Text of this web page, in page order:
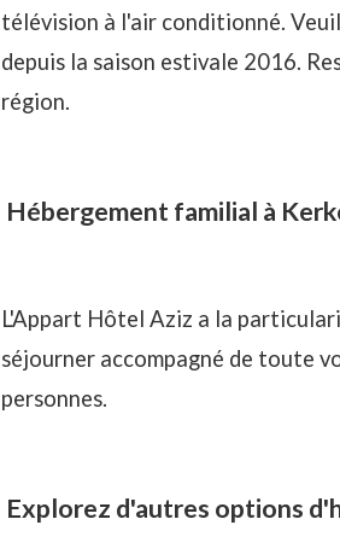
télévision à l'air conditionné.
depuis la saison estivale 2016.
région.
Hébergement familial à
L'Appart Hôtel Aziz a la
séjourner accompagné de toute
personnes.
Explorez d'autres options